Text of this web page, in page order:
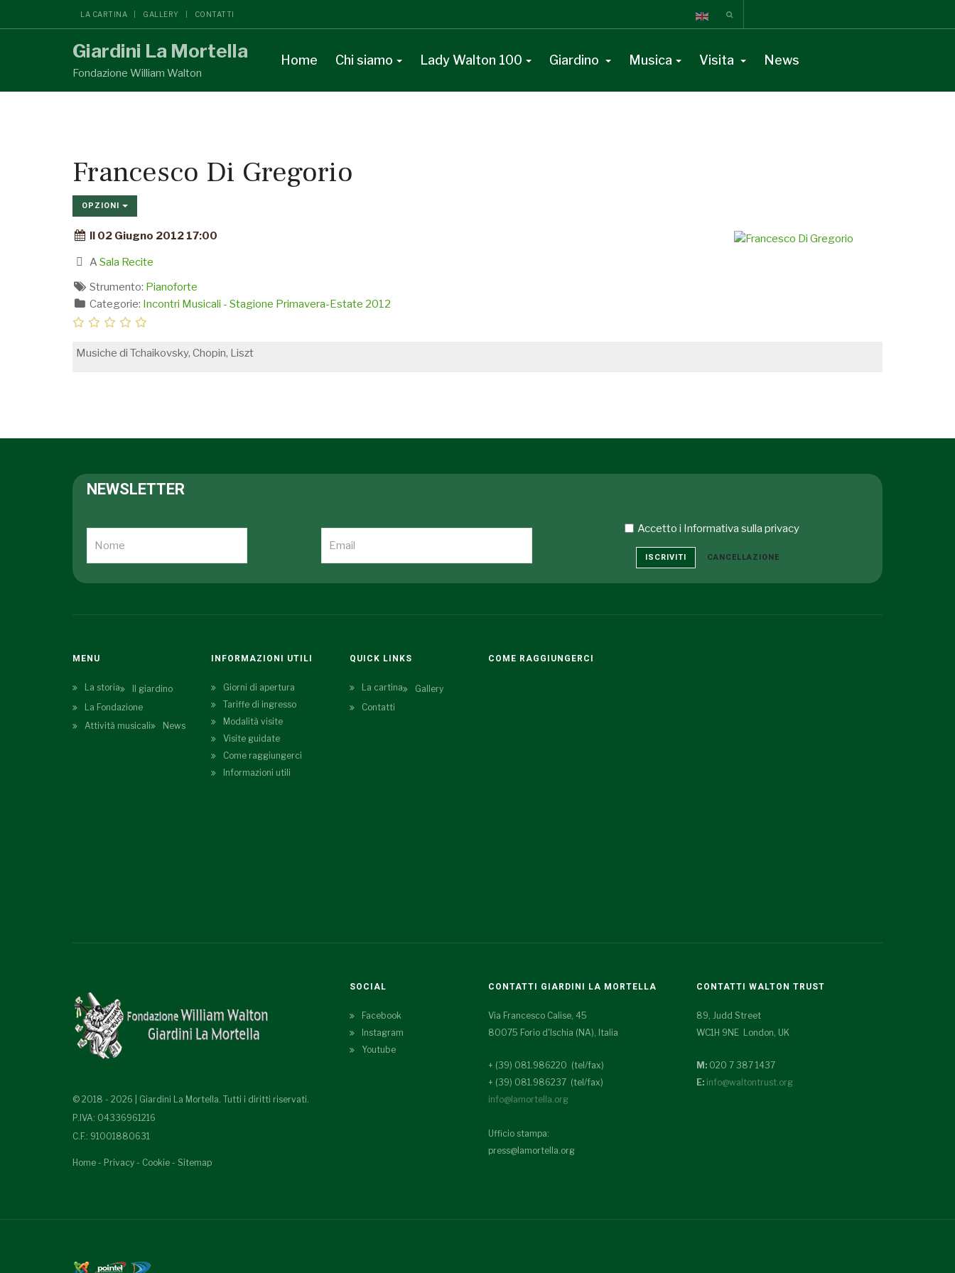
LA CARTINA GALLERY CONTATTI
Giardini La Mortella
Fondazione William Walton
Home Chi siamo Lady Walton 100 Giardino Musica Visita News
Francesco Di Gregorio
OPZIONI
Il 02 Giugno 2012 17:00
A Sala Recite
Strumento: Pianoforte
Categorie: Incontri Musicali - Stagione Primavera-Estate 2012
Musiche di Tchaikovsky, Chopin, Liszt
NEWSLETTER
Accetto i Informativa sulla privacy
ISCRIVITI CANCELLAZIONE
MENU
La storia
Il giardino
La Fondazione
Attività musicali
News
INFORMAZIONI UTILI
Giorni di apertura
Tariffe di ingresso
Modalità visite
Visite guidate
Come raggiungerci
Informazioni utili
QUICK LINKS
La cartina
Gallery
Contatti
COME RAGGIUNGERCI
© 2018 - 2026 | Giardini La Mortella. Tutti i diritti riservati.
P.IVA: 04336961216
C.F.: 91001880631
Home - Privacy - Cookie - Sitemap
SOCIAL
Facebook
Instagram
Youtube
CONTATTI GIARDINI LA MORTELLA
Via Francesco Calise, 45
80075 Forio d'Ischia (NA), Italia
+ (39) 081.986220 (tel/fax)
+ (39) 081.986237 (tel/fax)
info@lamortella.org
Ufficio stampa:
press@lamortella.org
CONTATTI WALTON TRUST
89, Judd Street
WC1H 9NE London, UK
M:020 7 387 1437
E: info@waltontrust.org